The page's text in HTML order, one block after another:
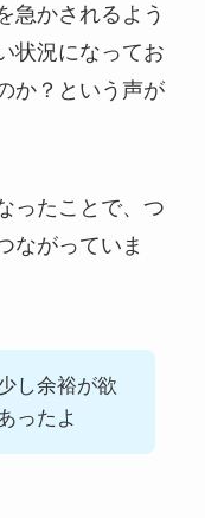
急かされるよう
状況になってお
か？という声が
ったことで、つ
ながっていま
し余裕が欲
ったよ